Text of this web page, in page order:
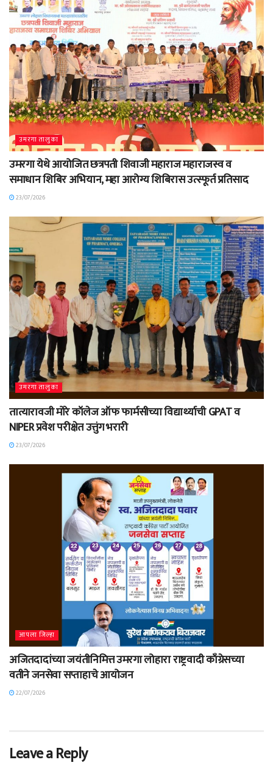
उमरगा तालुका
उमरगा येथे आयोजित छत्रपती शिवाजी महाराज महाराजस्व व
समाधान शिबिर अभियान, महा आरोग्य शिबिरास उत्स्फूर्त प्रतिसाद
23/07/2026
उमरगा तालुका
तात्यारावजी मोरे कॉलेज ऑफ फार्मसीच्या विद्यार्थ्याची GPAT व
NIPER प्रवेश परीक्षेत उत्तुंग भरारी
23/07/2026
आपला जिल्हा
अजितदादांच्या जयंतीनिमित्त उमरगा लोहारा राष्ट्रवादी काँग्रेसच्या
वतीने जनसेवा सप्ताहाचे आयोजन
22/07/2026
Leave a Reply